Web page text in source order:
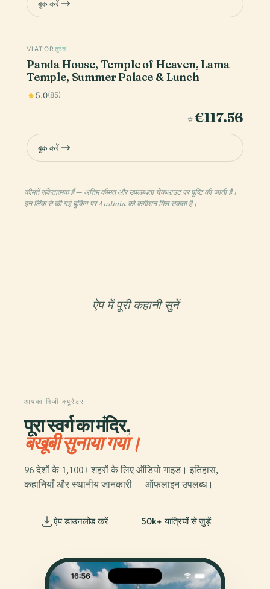
बुक करें
VIATOR तुरंत
Panda House, Temple of Heaven, Lama
Temple, Summer Palace & Lunch
5.0(85)
से €117.56
बुक करें
कीमतें संकेतात्मक हैं — अंतिम कीमत और उपलब्धता चेकआउट पर पुष्टि की जाती है।
इन लिंक से की गई बुकिंग पर Audiala को कमीशन मिल सकता है।
ऐप में पूरी कहानी सुनें
आपका निजी क्यूरेटर
पूरा स्वर्ग का मंदिर,
बखूबी सुनाया गया।
96 देशों के 1,100+ शहरों के लिए ऑडियो गाइड। इतिहास,
कहानियाँ और स्थानीय जानकारी — ऑफलाइन उपलब्ध।
ऐप डाउनलोड करें 50k+ यात्रियों से जुड़ें